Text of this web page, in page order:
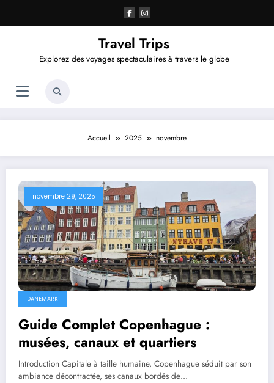
contenu
Travel Trips
Explorez des voyages spectaculaires à travers le globe
Accueil 2025 novembre
novembre 29, 2025
DANEMARK
Guide Complet Copenhague :
musées, canaux et quartiers
Introduction Capitale à taille humaine, Copenhague séduit par son
ambiance décontractée, ses canaux bordés de…